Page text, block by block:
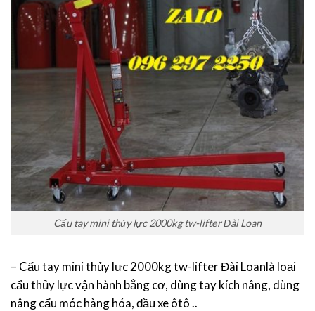
Cẩu tay mini thủy lực 2000kg tw-lifter Đài Loan
– Cẩu tay mini thủy lực 2000kg tw-lifter Đài Loanlà loại
cẩu thủy lực vận hành bằng cơ, dùng tay kích nâng, dùng
nâng cẩu móc hàng hóa, đầu xe ôtô ..